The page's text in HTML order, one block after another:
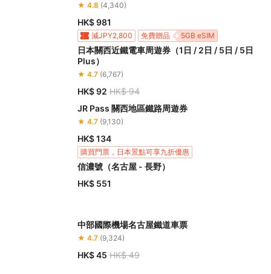
★ 4.8 (4,340)
HK$ 981
減JPY2,800 5GB eSIM
免費贈品
日本關西近鐵電車周遊券（1日 / 2日 / 5日 / 5日
Plus）
★ 4.7 (6,767)
HK$ 92 HK$ 94
JR Pass 關西地區鐵路周遊券
★ 4.7 (9,130)
HK$ 134
購買門票，日本景點可享九折優惠
信濃號（名古屋 - 長野）
HK$ 551
中部國際機場名古屋鐵道車票
★ 4.7 (9,324)
HK$ 45 HK$ 49